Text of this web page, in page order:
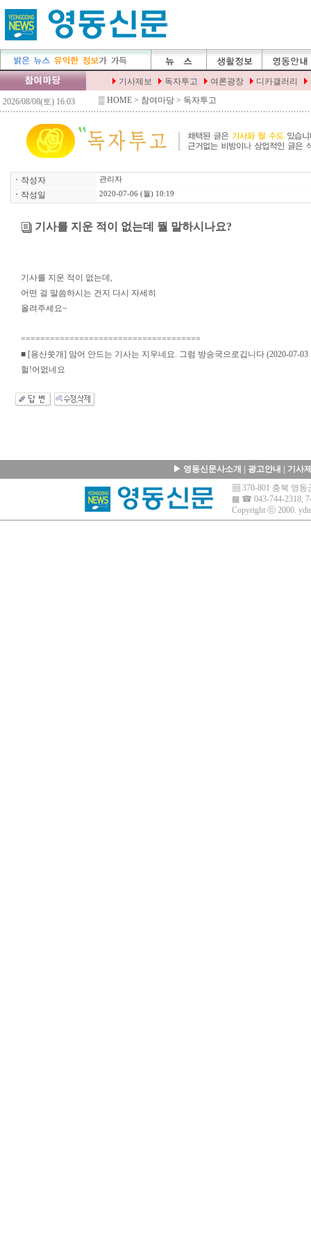
▒ HOME > 참여마당 > 독자투고
ㆍ 작성자 관리자
ㆍ 작성일 2020-07-06 (월) 10:19
기사를 지운 적이 없는데 뭘 말하시나요?
기사를 지운 적이 없는데,
어떤 걸 말씀하시는 건지 다시 자세히
올려주세요~
=====================================
■ [용산쑷개] 맘어 안드는 기사는 지우네요. 그럼 방송국으로깁니다 (2020-07-03
헐!어멊네요
▶ 영동신문사소개 광고안내
기사
▦ 370-801 충북 영
▩ ☎ 043-744-2318,
Copyright ⓒ 2000.